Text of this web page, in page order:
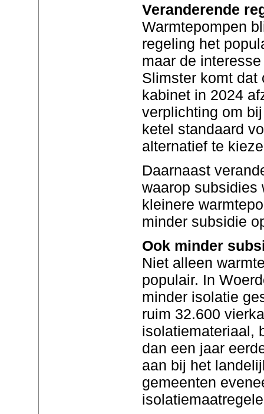
Veranderende
Warmtepompen
regeling het
maar de
Slimster komt dat
kabinet in 2024
verplichting om
ketel standaard
alternatief te
Daarnaast
waarop subsidies
kleinere
minder subsidie
Ook minder
Niet alleen
populair. In
minder isolatie
ruim 32.600
isolatiemateriaal,
dan een jaar
aan bij het
gemeenten